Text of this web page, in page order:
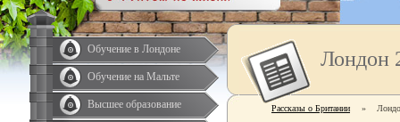
Обучение в Лондоне
Обучение на Мальте
Высшее образование
Лондон
Рассказы о Британии »